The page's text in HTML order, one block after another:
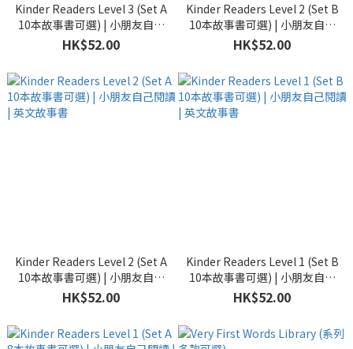
Kinder Readers Level 3 (Set A
10本故事書可選) | 小朋友自己
閱讀 | 英文故事書
HK$52.00
Kinder Readers Level 2 (Set B
10本故事書可選) | 小朋友自己
閱讀 | 英文故事書
HK$52.00
Kinder Readers Level 2 (Set A
10本故事書可選) | 小朋友自己
閱讀 | 英文故事書
HK$52.00
Kinder Readers Level 1 (Set B
10本故事書可選) | 小朋友自己
閱讀 | 英文故事書
HK$52.00